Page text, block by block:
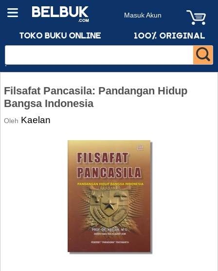
Masuk Akun
Filsafat Pancasila: Pandangan Hidup
Bangsa Indonesia
Oleh Kaelan